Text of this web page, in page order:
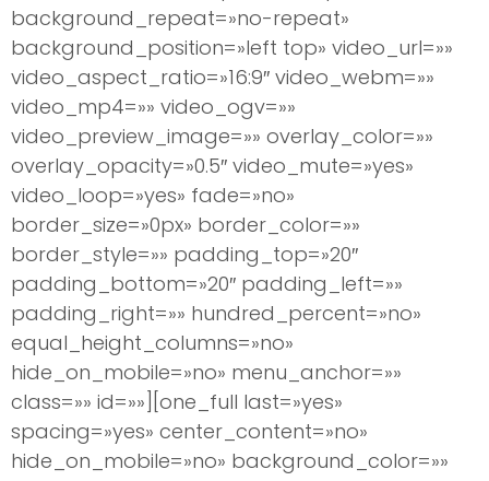
background_repeat=»no-repeat»
background_position=»left top» video_url=»»
video_aspect_ratio=»16:9″ video_webm=»»
video_mp4=»» video_ogv=»»
video_preview_image=»» overlay_color=»»
overlay_opacity=»0.5″ video_mute=»yes»
video_loop=»yes» fade=»no»
border_size=»0px» border_color=»»
border_style=»» padding_top=»20″
padding_bottom=»20″ padding_left=»»
padding_right=»» hundred_percent=»no»
equal_height_columns=»no»
hide_on_mobile=»no» menu_anchor=»»
class=»» id=»»][one_full last=»yes»
spacing=»yes» center_content=»no»
hide_on_mobile=»no» background_color=»»